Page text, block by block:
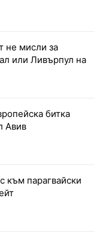
не мисли за
или Ливърпул на
битка
Авив
към парагвайски